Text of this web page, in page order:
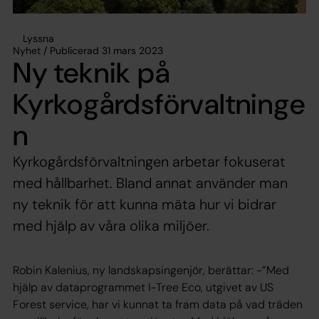
Lyssna
Nyhet / Publicerad 31 mars 2023
Ny teknik på
Kyrkogårdsförvaltninge
n
Kyrkogårdsförvaltningen arbetar fokuserat
med hållbarhet. Bland annat använder man
ny teknik för att kunna mäta hur vi bidrar
med hjälp av våra olika miljöer.
Robin Kalenius, ny landskapsingenjör, berättar: -”Med
hjälp av dataprogrammet I-Tree Eco, utgivet av US
Forest service, har vi kunnat ta fram data på vad träden